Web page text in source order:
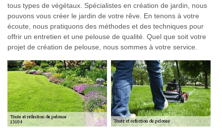
tous types de végétaux. Spécialistes en création de jardin, nous
pouvons vous créer le jardin de votre rêve. En tenons à votre
écoute, nous pratiquons des méthodes et des techniques pour
offrir un entretien et une pelouse de qualité. Quel que soit votre
projet de création de pelouse, nous sommes à votre service.